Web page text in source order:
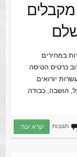
מקבלים
במחירים
כרטיס הטיסה
יורואים
הושבה, כבודה
קרא עוד